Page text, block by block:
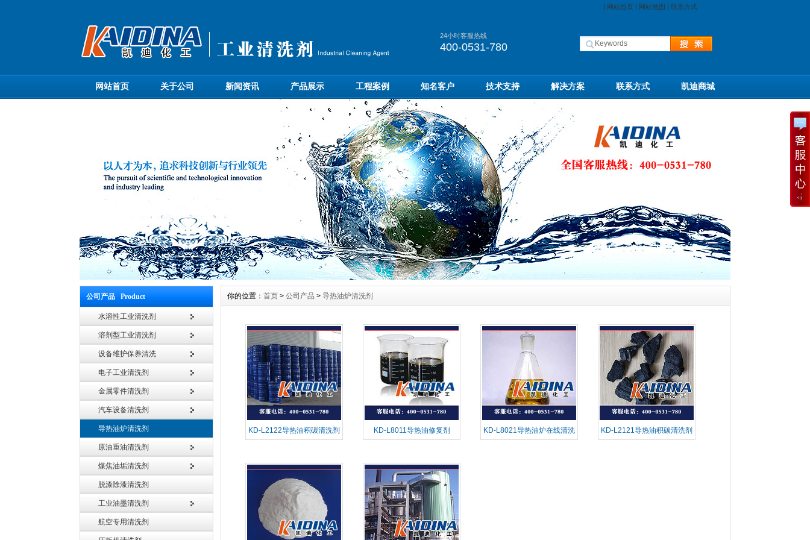
| 网站首页| 网站地图 | 联系方式
24小时客服热线
400-0531-780
网站首页 关于公司 新闻资讯 产品展示 工程案例 知名客户 技术支持 解决方案 联系方式 凯迪商城
公司产品 Product
水溶性工业清洗剂
溶剂型工业清洗剂
设备维护保养清洗
电子工业清洗剂
金属零件清洗剂
汽车设备清洗剂
导热油炉清洗剂
原油重油清洗剂
煤焦油垢清洗剂
脱漆除漆清洗剂
工业油墨清洗剂
航空专用清洗剂
你的位置： 首页 > 公司产品 > 导热油炉清洗剂
KD-L2122导热油积碳清洗剂 KD-L8011导热油修复剂 KD-L8021导热油炉在线清洗 KD-L2121导热油积碳清洗剂